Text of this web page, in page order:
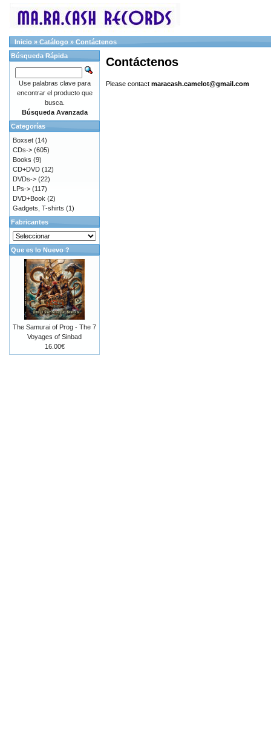
Inicio » Catálogo » Contáctenos
Contáctenos
Please contact maracash.camelot@gmail.com
Búsqueda Rápida
Use palabras clave para
encontrar el producto que
busca.
Búsqueda Avanzada
Categorías
Boxset (14)
CDs-> (605)
Books (9)
CD+DVD (12)
DVDs-> (22)
LPs-> (117)
DVD+Book (2)
Gadgets, T-shirts (1)
Fabricantes
Que es lo Nuevo ?
The Samurai of Prog - The 7
Voyages of Sinbad
16.00€